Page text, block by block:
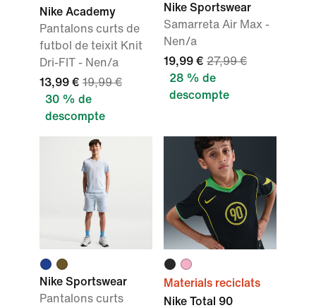
Nike Academy
Pantalons curts de
futbol de teixit Knit
Dri-FIT - Nen/a
13,99 € 19,99 €
30 % de
descompte
Nike Sportswear
Samarreta Air Max -
Nen/a
19,99 € 27,99 €
28 % de
descompte
Nike Sportswear
Pantalons curts
Materials reciclats
Nike Total 90